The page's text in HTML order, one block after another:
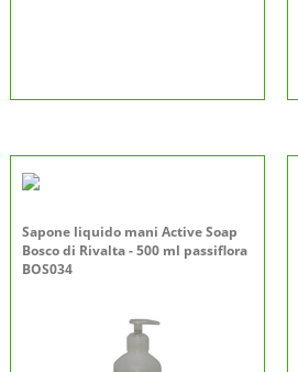
Sapone liquido mani Active Soap
Bosco di Rivalta - 500 ml passiflora
BOS034